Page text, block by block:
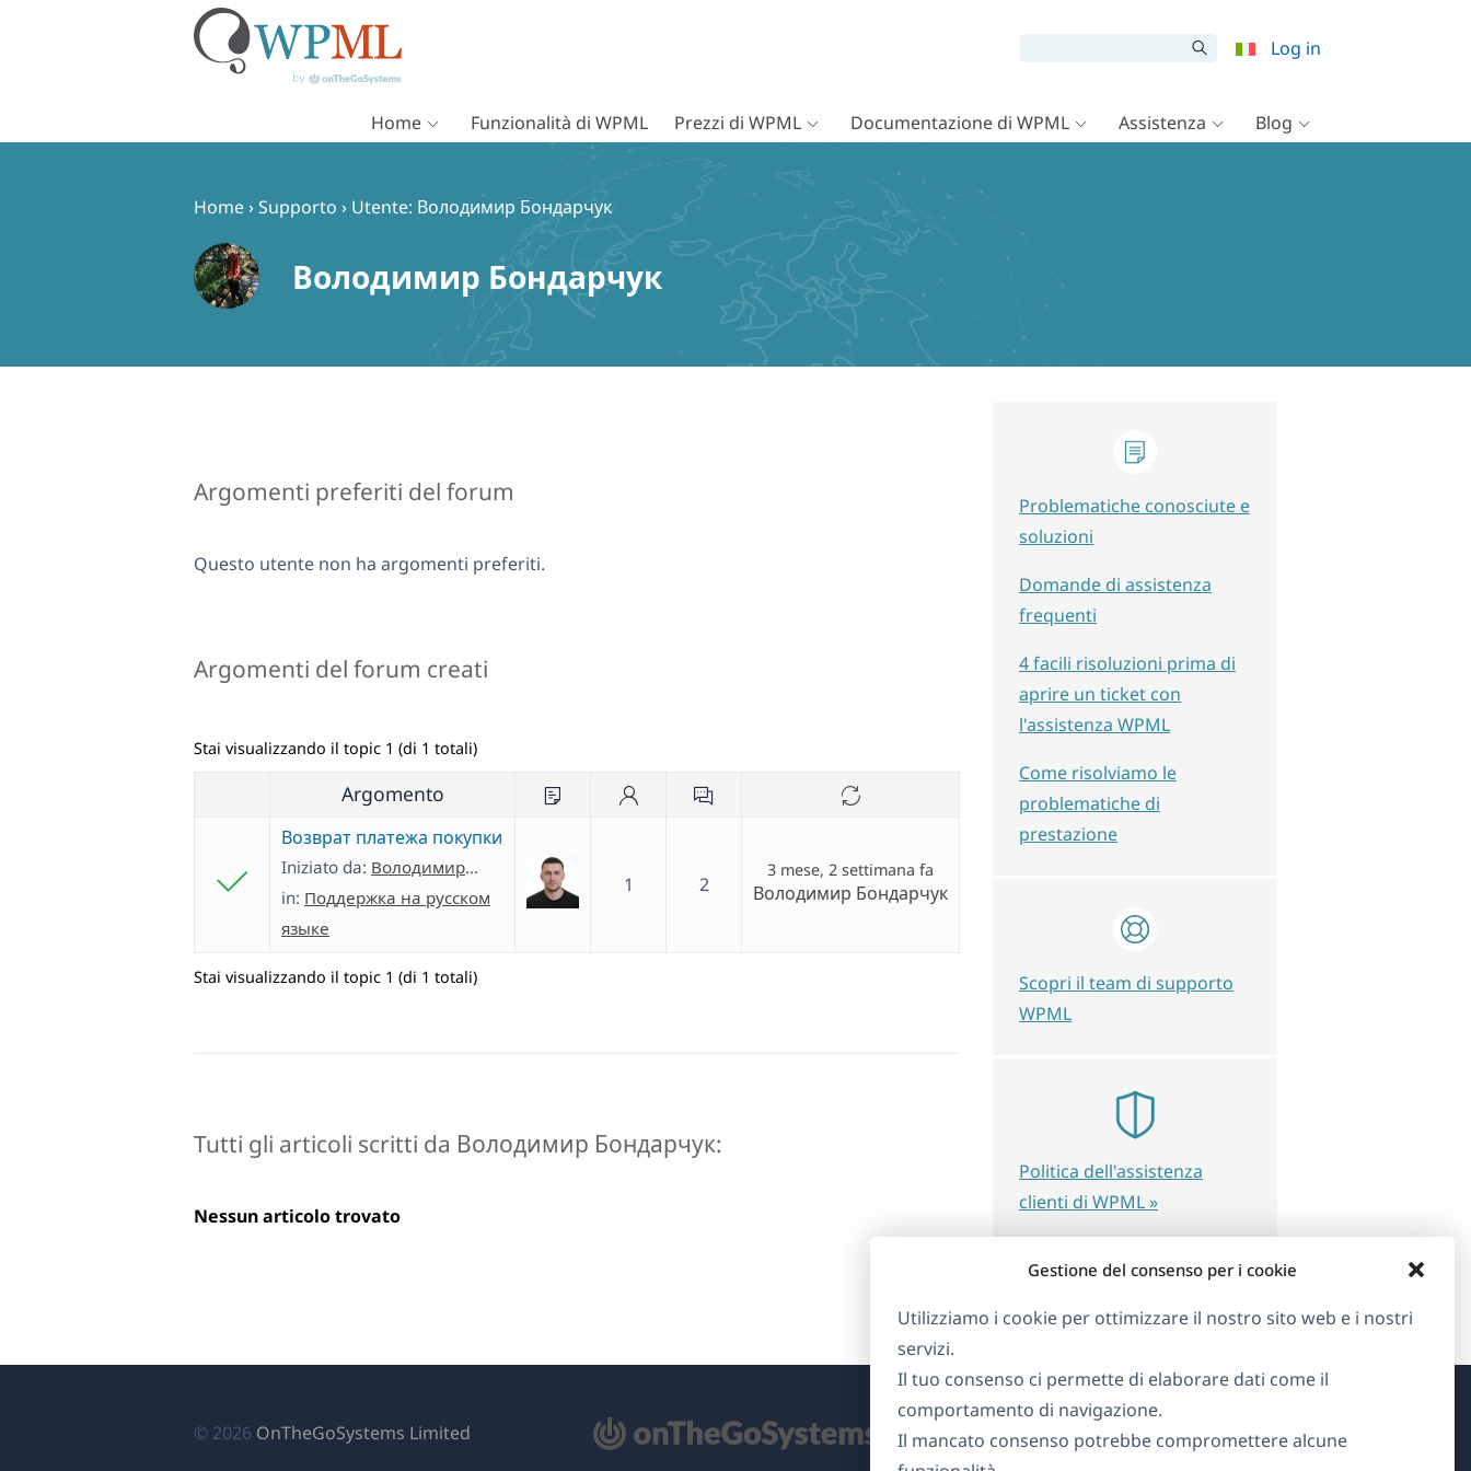
Gestione del consenso per i cookie
Utilizziamo i cookie per ottimizzare il nostro sito web e i nostri
servizi.
Il tuo consenso ci permette di elaborare dati come il
comportamento di navigazione.
Il mancato consenso potrebbe compromettere alcune
Log in
Home Funzionalità di WPML Prezzi di WPML Documentazione di WPML Assistenza Blog
Home›Supporto › Utente: Володимир Бондарчук
Володимир Бондарчук
Argomenti preferiti del forum
Questo utente non ha argomenti preferiti.
Argomenti del forum creati
Stai visualizzando il topic 1 (di 1 totali)
Argomento
Возврат платежа покупки
Iniziato da: Володимир Бондарчук
in: Поддержка на русском
языке
1 2
3 mese, 2 settimana fa
Володимир Бондарчук
Stai visualizzando il topic 1 (di 1 totali)
Tutti gli articoli scritti da Володимир Бондарчук:
Nessun articolo trovato
Problematiche conosciute e
soluzioni
Domande di assistenza
frequenti
4 facili risoluzioni prima di
aprire un ticket con
l'assistenza WPML
Come risolviamo le
problematiche di
prestazione
Scopri il team di supporto
WPML
Politica dell'assistenza
clienti di WPML »
© 2026 OnTheGoSystems Limited
Informazioni su WPML